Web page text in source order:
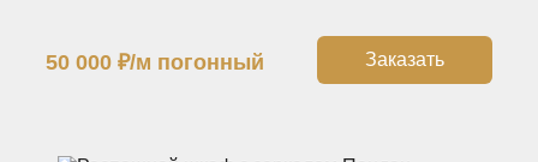
50 000₽/м погонный Заказать